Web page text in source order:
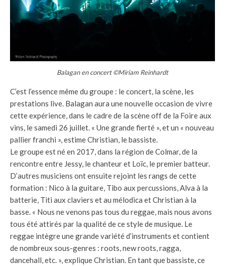
Balagan en concert ©Miriam Reinhardt
C’est l’essence même du groupe : le concert, la scène, les
prestations live. Balagan aura une nouvelle occasion de vivre
cette expérience, dans le cadre de la scène off de la Foire aux
vins, le samedi 26 juillet. « Une grande fierté », et un « nouveau
pallier franchi », estime Christian, le bassiste.
Le groupe est né en 2017, dans la région de Colmar, de la
rencontre entre Jessy, le chanteur et Loïc, le premier batteur.
D’autres musiciens ont ensuite rejoint les rangs de cette
formation : Nico à la guitare, Tibo aux percussions, Alva à la
batterie, Titi aux claviers et au mélodica et Christian à la
basse. « Nous ne venons pas tous du reggae, mais nous avons
tous été attirés par la qualité de ce style de musique. Le
reggae intègre une grande variété d’instruments et contient
de nombreux sous-genres : roots, new roots, ragga,
dancehall, etc. », explique Christian. En tant que bassiste, ce